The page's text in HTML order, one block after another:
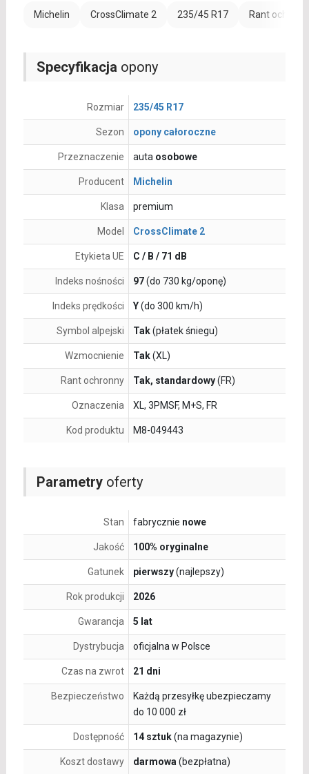
Michelin CrossClimate 2 235/45 R17 Rant
Parametryoferty
Stan fabrycznie nowe
Jakość 100% oryginalne
Gatunek pierwszy(najlepszy)
Rok produkcji 2026
Gwarancja 5 lat
Dystrybucja oficjalna w Polsce
Czas na zwrot 21 dni
Bezpieczeństwo
Każdą przesyłkę ubezpieczamy
do 10 000 zł
Dostępność 14 sztuk(na magazynie)
Koszt dostawy darmowa (bezpłatna)
Specyfikacja opony
Rozmiar 235/45 R17
Sezon opony całoroczne
Przeznaczenie auta osobowe
Producent Michelin
Klasa premium
Model CrossClimate 2
Etykieta UE C / B / 71 dB
Indeks nośności 97(do 730 kg/oponę)
Indeks prędkości Y(do 300 km/h)
Symbol alpejski Tak(płatek śniegu)
Wzmocnienie Tak(XL)
Rant ochronny Tak, standardowy(FR)
Oznaczenia XL, 3PMSF, M+S, FR
Kod produktu M8-049443